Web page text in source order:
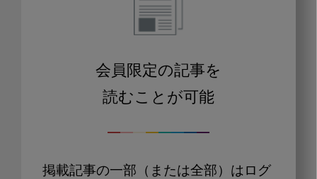
会員限定の記事を
読むことが可能
掲載記事の一部（または全部）はログ